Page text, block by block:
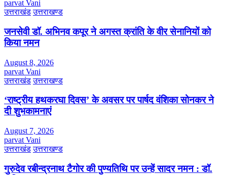
parvat Vani
उत्तराखंड उत्तराखण्ड
जनसेवी डॉ. अभिनव कपूर ने अगस्त क्रांति के वीर सेनानियों को
किया नमन
August 8, 2026
parvat Vani
उत्तराखंड उत्तराखण्ड
‘राष्ट्रीय हथकरघा दिवस’ के अवसर पर पार्षद वंशिका सोनकर ने
दी शुभकामनाएं
August 7, 2026
parvat Vani
उत्तराखंड उत्तराखण्ड
गुरुदेव रबीन्द्रनाथ टैगोर की पुण्यतिथि पर उन्हें सादर नमन : डॉ.